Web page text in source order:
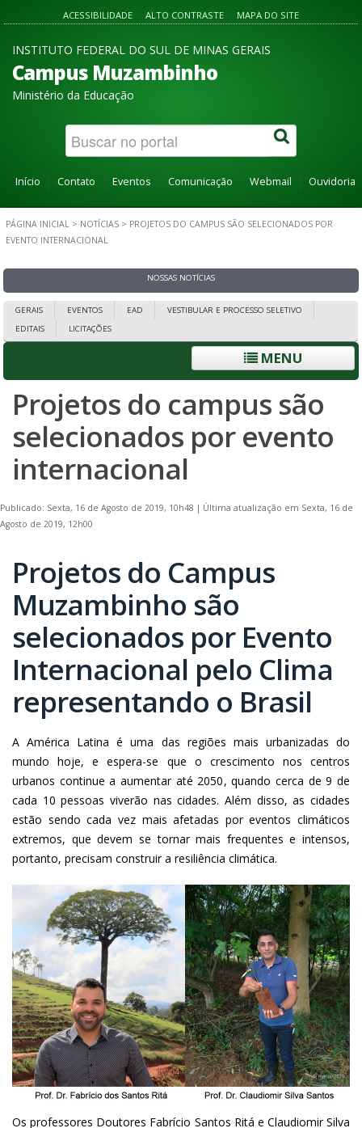
ACESSIBILIDADE ALTO CONTRASTE MAPA DO SITE
INSTITUTO FEDERAL DO SUL DE MINAS GERAIS
Campus Muzambinho
Ministério da Educação
Início Contato Eventos Comunicação Webmail Ouvidoria
PÁGINA INICIAL > NOTÍCIAS > PROJETOS DO CAMPUS SÃO SELECIONADOS POR
EVENTO INTERNACIONAL
NOSSAS NOTÍCIAS
GERAIS EVENTOS EAD
VESTIBULAR E PROCESSO SELETIVO
EDITAIS
LICITAÇÕES
MENU
Projetos do campus são
selecionados por evento
internacional
Publicado: Sexta, 16 de Agosto de 2019, 10h48 | Última atualização em Sexta, 16 de
Agosto de 2019, 12h00
Projetos do Campus
Muzambinho são
selecionados por Evento
Internacional pelo Clima
representando o Brasil
A América Latina é uma das regiões mais urbanizadas do
mundo hoje, e espera-se que o crescimento nos centros
urbanos continue a aumentar até 2050, quando cerca de 9 de
cada 10 pessoas viverão nas cidades. Além disso, as cidades
estão sendo cada vez mais afetadas por eventos climáticos
extremos, que devem se tornar mais frequentes e intensos,
portanto, precisam construir a resiliência climática.
Os professores Doutores Fabrício Santos Ritá e Claudiomir Silva